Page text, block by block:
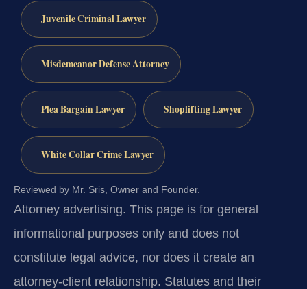
Juvenile Criminal Lawyer
Misdemeanor Defense Attorney
Plea Bargain Lawyer Shoplifting Lawyer
White Collar Crime Lawyer
Reviewed by Mr. Sris, Owner and Founder.
Attorney advertising. This page is for general
informational purposes only and does not
constitute legal advice, nor does it create an
attorney-client relationship. Statutes and their